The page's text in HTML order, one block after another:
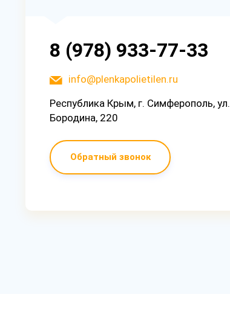
8 (978) 933-77-33
info@plenkapolietilen.ru
Республика Крым, г. Симферополь, ул.
Бородина, 220
Обратный звонок